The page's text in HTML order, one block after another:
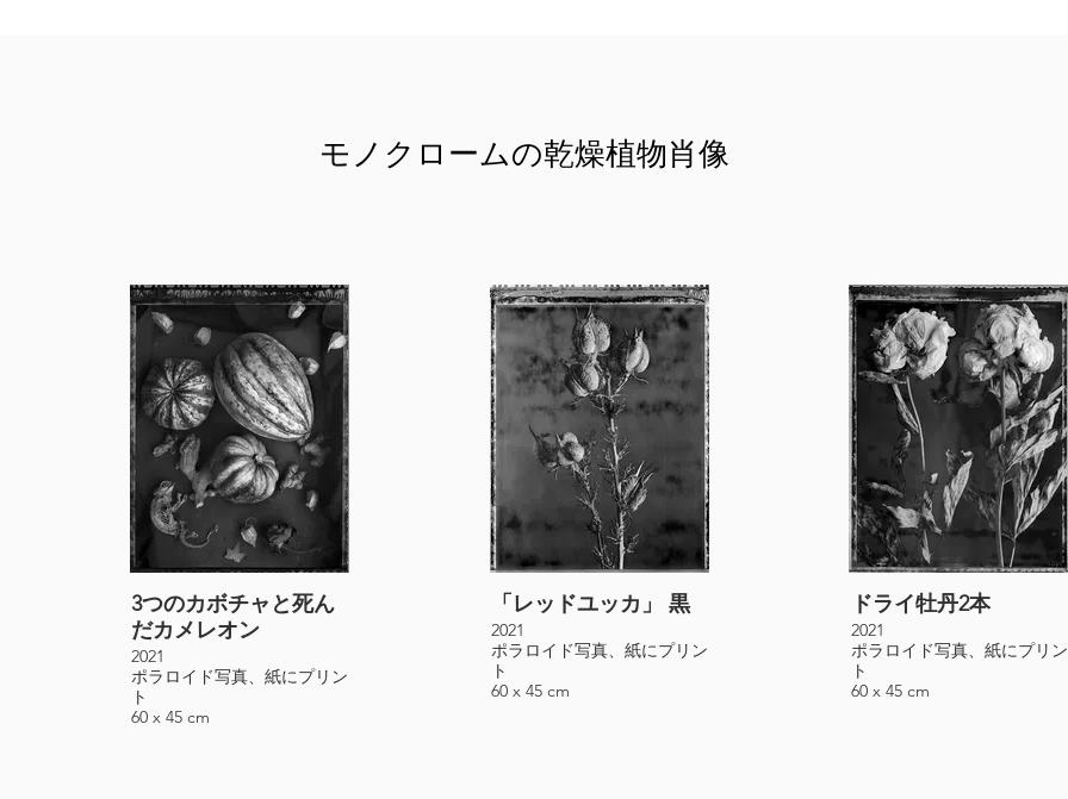
モノクロームの乾燥植物肖像
3つのカボチャと死ん
だカメレオン
2021
ポラロイド写真、紙にプリン
ト
60 x 45 cm
「レッドユッカ」 黒
2021
ポラロイド写真、紙にプリン
ト
60 x 45 cm
ドライ牡丹2本
2021
ポラロイド写真、紙にプリン
ト
60 x 45 cm